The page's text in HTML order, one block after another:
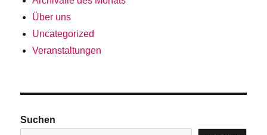
Über uns
Uncategorized
Veranstaltungen
Suchen